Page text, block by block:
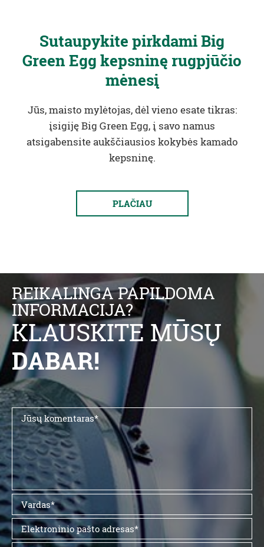
Sutaupykite pirkdami Big
Green Egg kepsninę rugpjūčio
mėnesį
Jūs, maisto mylėtojas, dėl vieno esate tikras:
įsigiję Big Green Egg, į savo namus
atsigabensite aukščiausios kokybės kamado
kepsninę.
PLAČIAU
REIKALINGA PAPILDOMA
INFORMACIJA?
KLAUSKITE MŪSŲ
DABAR!